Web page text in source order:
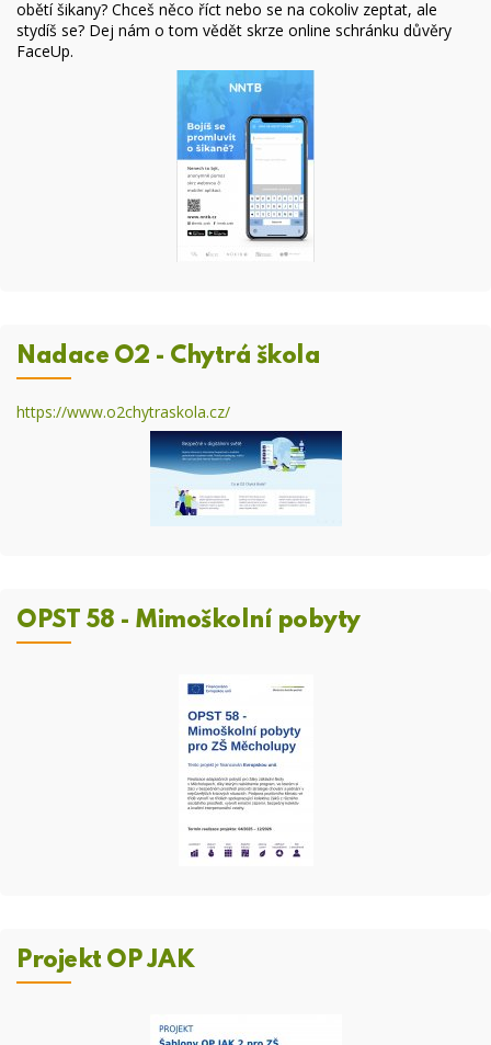
obětí šikany? Chceš něco říct nebo se na cokoliv zeptat, ale
stydíš se? Dej nám o tom vědět skrze online schránku důvěry
FaceUp.
Nadace O2 - Chytrá škola
https://www.o2chytraskola.cz/
OPST 58 - Mimoškolní pobyty
Projekt OP JAK